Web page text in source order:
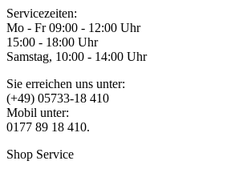
Servicezeiten:
Mo - Fr 09:00 - 12:00 Uhr
15:00 - 18:00 Uhr
Samstag, 10:00 - 14:00 Uhr
Sie erreichen uns unter:
(+49) 05733-18 410
Mobil unter:
0177 89 18 410.
Shop Service